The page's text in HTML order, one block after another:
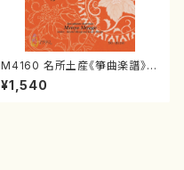
M4160 名所土産《箏曲楽譜》
（箏/宮城喜代子・宮城数江著・
宮城宗家監修/箏曲古典楽譜）
¥1,540